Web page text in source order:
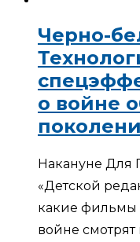
Черно-
о войне
Накануне Для
«Детской
какие фильмы
войне